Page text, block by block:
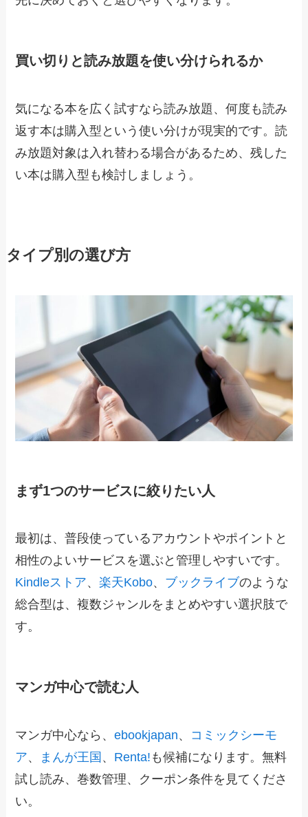
買い切りと読み放題を使い分けられるか
気になる本を広く試すなら読み放題、何度も読み
返す本は購入型という使い分けが現実的です。読
み放題対象は入れ替わる場合があるため、残した
い本は購入型も検討しましょう。
タイプ別の選び方
まず1つのサービスに絞りたい人
最初は、普段使っているアカウントやポイントと
相性のよいサービスを選ぶと管理しやすいです。
Kindleストア、楽天Kobo、 ブックライブのような
総合型は、複数ジャンルをまとめやすい選択肢で
す。
マンガ中心で読む人
マンガ中心なら、ebookjapan、 コミックシーモ
ア、 まんが王国 、 Renta! も候補になります。無料
試し読み、巻数管理、クーポン条件を見てくださ
い。